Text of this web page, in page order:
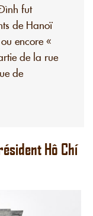
fut
de Hanoï
encore «
de la rue
de
Hô Chí